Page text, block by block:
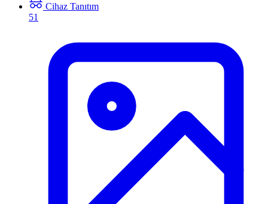
Cihaz Tanıtım
51